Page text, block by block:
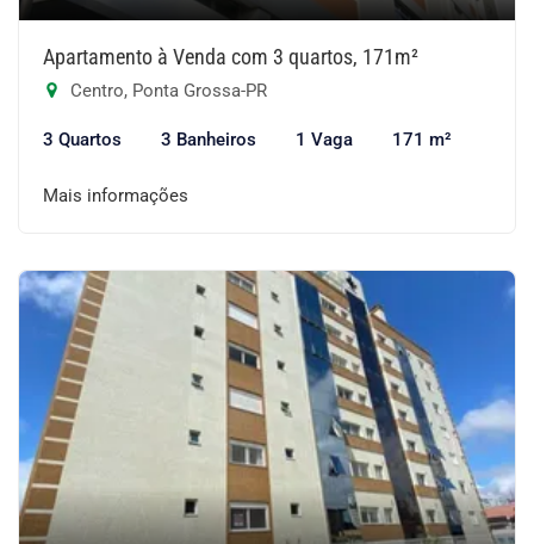
Apartamento à Venda com 3 quartos, 171m²
Centro, Ponta Grossa-PR
3 Quartos 3 Banheiros 1 Vaga 171 m²
Mais informações